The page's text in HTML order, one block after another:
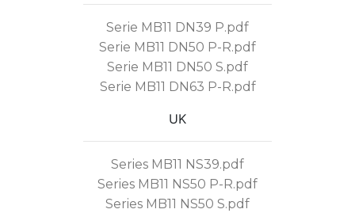
Serie MB11 DN39 P.pdf
Serie MB11 DN50 P-R.pdf
Serie MB11 DN50 S.pdf
Serie MB11 DN63 P-R.pdf
UK
Series MB11 NS39.pdf
Series MB11 NS50 P-R.pdf
Series MB11 NS50 S.pdf